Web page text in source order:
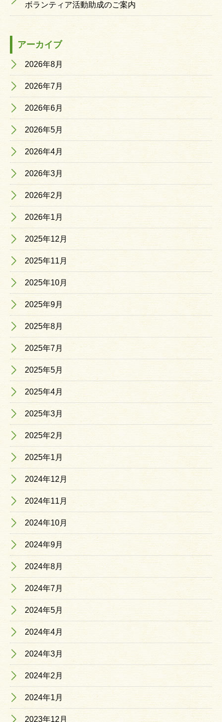
ボランティア活動助成のご案内
アーカイブ
2026年8月
2026年7月
2026年6月
2026年5月
2026年4月
2026年3月
2026年2月
2026年1月
2025年12月
2025年11月
2025年10月
2025年9月
2025年8月
2025年7月
2025年5月
2025年4月
2025年3月
2025年2月
2025年1月
2024年12月
2024年11月
2024年10月
2024年9月
2024年8月
2024年7月
2024年5月
2024年4月
2024年3月
2024年2月
2024年1月
2023年12月